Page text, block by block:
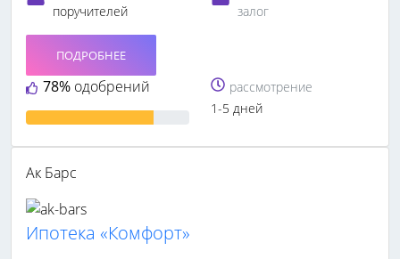
поручителей
залог
78% одобрений
ПОДРОБНЕЕ
рассмотрение
1-5 дней
Ак Барс
Ипотека «Комфорт»